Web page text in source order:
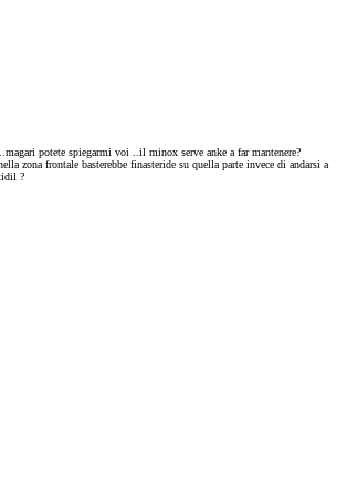
potete spiegarmi voi ..il minox serve anke a far mantenere?
zona frontale basterebbe finasteride su quella parte invece di andarsi a
?